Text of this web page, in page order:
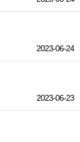
2023-06-24
2023-06-23